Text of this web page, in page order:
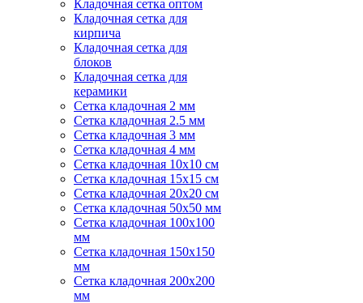
Кладочная сетка оптом
Кладочная сетка для
кирпича
Кладочная сетка для
блоков
Кладочная сетка для
керамики
Сетка кладочная 2 мм
Сетка кладочная 2.5 мм
Сетка кладочная 3 мм
Сетка кладочная 4 мм
Сетка кладочная 10x10 см
Сетка кладочная 15x15 см
Сетка кладочная 20x20 см
Сетка кладочная 50x50 мм
Сетка кладочная 100x100
мм
Сетка кладочная 150x150
мм
Сетка кладочная 200x200
мм